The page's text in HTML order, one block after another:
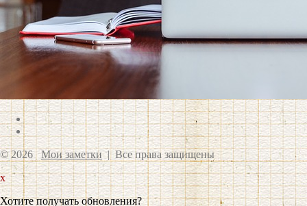
© 2026 Мои заметки| Все права защищены
x
Хотите получать обновления?